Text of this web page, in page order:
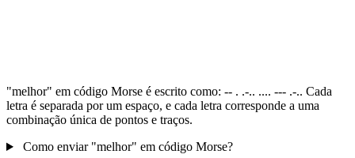
"melhor" em código Morse é escrito como: -- . .-.. .... --- .-.. Cada
letra é separada por um espaço, e cada letra corresponde a uma
combinação única de pontos e traços.
Como enviar "melhor" em código Morse?